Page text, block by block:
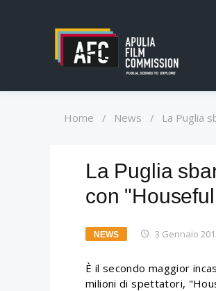
Home / News / La Puglia
La Puglia
con
NEWS 3 Gennaio
È il secondo maggior
milioni di spettatori,